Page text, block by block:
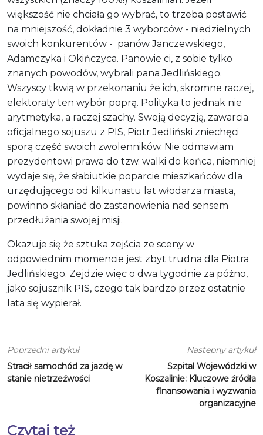
większość nie chciała go wybrać, to trzeba postawić
na mniejszość, dokładnie 3 wyborców - niedzielnych
swoich konkurentów - panów Janczewskiego,
Adamczyka i Okińczyca. Panowie ci, z sobie tylko
znanych powodów, wybrali pana Jedlińskiego.
Wszyscy tkwią w przekonaniu że ich, skromne raczej,
elektoraty ten wybór poprą. Polityka to jednak nie
arytmetyka, a raczej szachy. Swoją decyzją, zawarcia
oficjalnego sojuszu z PIS, Piotr Jedliński zniechęci
sporą część swoich zwolenników. Nie odmawiam
prezydentowi prawa do tzw. walki do końca, niemniej
wydaje się, że słabiutkie poparcie mieszkańców dla
urzędującego od kilkunastu lat włodarza miasta,
powinno skłaniać do zastanowienia nad sensem
przedłużania swojej misji.
Okazuje się że sztuka zejścia ze sceny w
odpowiednim momencie jest zbyt trudna dla Piotra
Jedlińskiego. Zejdzie więc o dwa tygodnie za późno,
jako sojusznik PIS, czego tak bardzo przez ostatnie
lata się wypierał.
Poprzedni artykuł
Stracił samochód za jazdę w
stanie nietrzeźwości
Następny artykuł
Szpital Wojewódzki w
Koszalinie: Kluczowe źródła
finansowania i wyzwania
organizacyjne
Czytaj też